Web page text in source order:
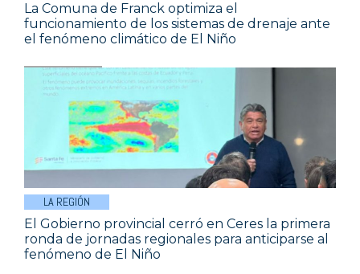
La Comuna de Franck optimiza el
funcionamiento de los sistemas de drenaje ante
el fenómeno climático de El Niño
LA REGIÓN
El Gobierno provincial cerró en Ceres la primera
ronda de jornadas regionales para anticiparse al
fenómeno de El Niño